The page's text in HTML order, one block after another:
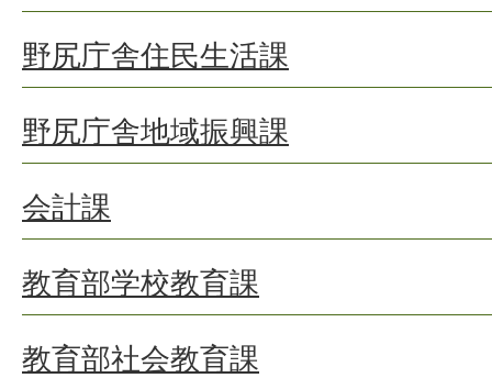
野尻庁舎住民生活課
野尻庁舎地域振興課
会計課
教育部学校教育課
教育部社会教育課